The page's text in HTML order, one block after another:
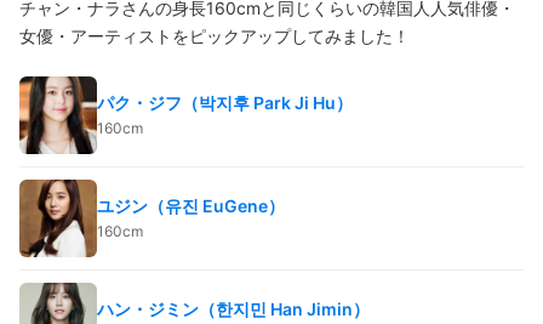
チャン・ナラさんの身長160cmと同じくらいの韓国人人気俳優・
女優・アーティストをピックアップしてみました！
パク・ジフ（박지후 Park Ji Hu）
160cm
ユジン（유진 EuGene）
160cm
ハン・ジミン（한지민 Han Jimin）